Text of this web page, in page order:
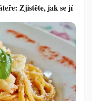
Zjistěte, jak se jí